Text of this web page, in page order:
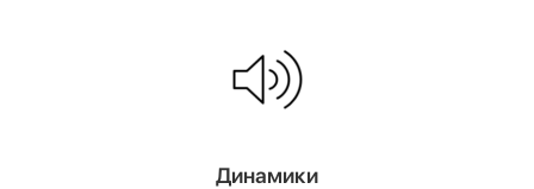
Динамики